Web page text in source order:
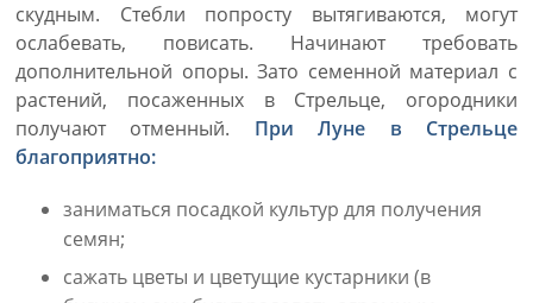
скудным. Стебли попросту вытягиваются, могут
ослабевать, повисать. Начинают требовать
дополнительной опоры. Зато семенной материал с
растений, посаженных в Стрельце, огородники
получают отменный. При Луне в Стрельце
благоприятно:
заниматься посадкой культур для получения
семян;
сажать цветы и цветущие кустарники (в